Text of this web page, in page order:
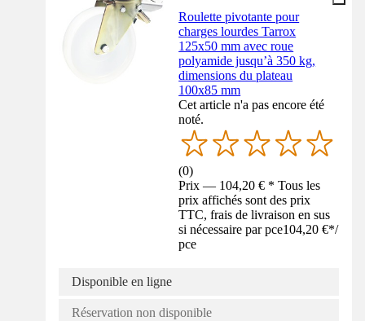
Roulette pivotante pour
charges lourdes Tarrox
125x50 mm avec roue
polyamide jusqu’à 350 kg,
dimensions du plateau
100x85 mm
Cet article n'a pas encore été
noté.
(0)
Prix — 104,20 € * Tous les
prix affichés sont des prix
TTC, frais de livraison en sus
si nécessaire par pce104,20 €*/
pce
Disponible en ligne
Réservation non disponible